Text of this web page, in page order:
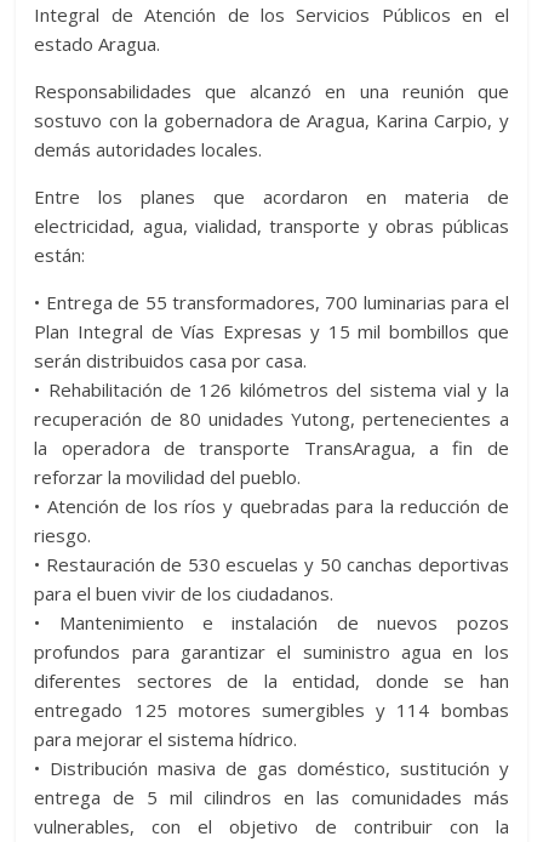
Integral de Atención de los Servicios Públicos en el
estado Aragua.
Responsabilidades que alcanzó en una reunión que
sostuvo con la gobernadora de Aragua, Karina Carpio, y
demás autoridades locales.
Entre los planes que acordaron en materia de
electricidad, agua, vialidad, transporte y obras públicas
están:
• Entrega de 55 transformadores, 700 luminarias para el
Plan Integral de Vías Expresas y 15 mil bombillos que
serán distribuidos casa por casa.
• Rehabilitación de 126 kilómetros del sistema vial y la
recuperación de 80 unidades Yutong, pertenecientes a
la operadora de transporte TransAragua, a fin de
reforzar la movilidad del pueblo.
• Atención de los ríos y quebradas para la reducción de
riesgo.
• Restauración de 530 escuelas y 50 canchas deportivas
para el buen vivir de los ciudadanos.
• Mantenimiento e instalación de nuevos pozos
profundos para garantizar el suministro agua en los
diferentes sectores de la entidad, donde se han
entregado 125 motores sumergibles y 114 bombas
para mejorar el sistema hídrico.
• Distribución masiva de gas doméstico, sustitución y
entrega de 5 mil cilindros en las comunidades más
vulnerables, con el objetivo de contribuir con la